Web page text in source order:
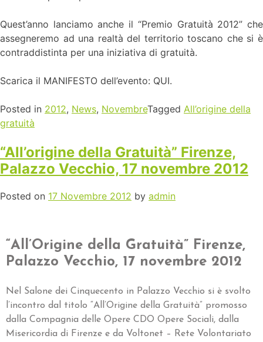
Quest’anno lanciamo anche il “Premio Gratuità 2012” che
assegneremo ad una realtà del territorio toscano che si è
contraddistinta per una iniziativa di gratuità.
Scarica il MANIFESTO dell’evento: QUI.
Posted in 2012, News, NovembreTagged All’origine della
gratuità
“All’origine della Gratuità” Firenze,
Palazzo Vecchio, 17 novembre 2012
Posted on 17 Novembre 2012 by admin
“All’Origine della Gratuità” Firenze,
Palazzo Vecchio, 17 novembre 2012
Nel Salone dei Cinquecento in Palazzo Vecchio si è svolto
l’incontro dal titolo “All’Origine della Gratuità” promosso
dalla Compagnia delle Opere CDO Opere Sociali, dalla
Misericordia di Firenze e da Voltonet – Rete Volontariato